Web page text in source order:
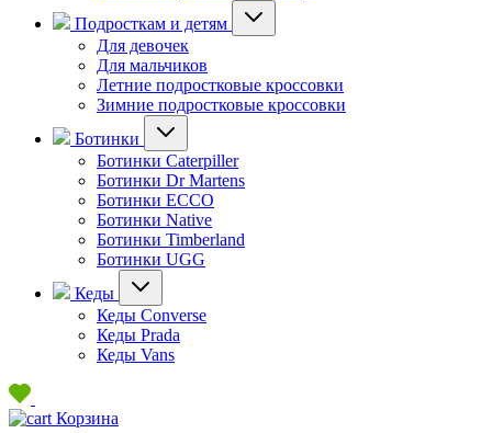
Подросткам и детям
Для девочек
Для мальчиков
Летние подростковые кроссовки
Зимние подростковые кроссовки
Ботинки
Ботинки Caterpiller
Ботинки Dr Martens
Ботинки ECCO
Ботинки Native
Ботинки Timberland
Ботинки UGG
Кеды
Кеды Converse
Кеды Prada
Кеды Vans
Корзина